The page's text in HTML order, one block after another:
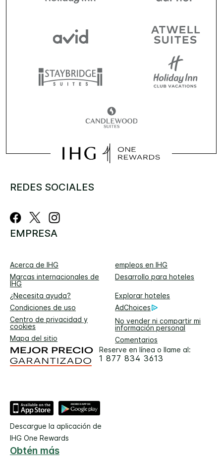
REDES SOCIALES
EMPRESA
Acerca de IHG
empleos en IHG
Marcas internacionales de
IHG
Desarrollo para hoteles
¿Necesita ayuda?
Explorar hoteles
Condiciones de uso
AdChoices
Centro de privacidad y
cookies
No vender ni compartir mi
información personal
Mapa del sitio
Comentarios
Reserve en línea o llame al:
1 877 834 3613
Descargue la aplicación de
IHG One Rewards
Obtén más